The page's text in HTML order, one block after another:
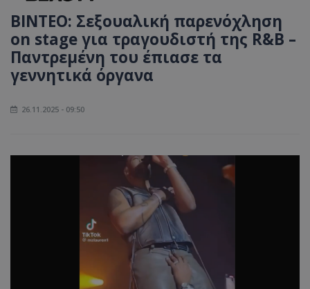
BINTEO: Σεξουαλική παρενόχληση
on stage για τραγουδιστή της R&B –
Παντρεμένη του έπιασε τα
γεννητικά όργανα
26.11.2025 - 09:50